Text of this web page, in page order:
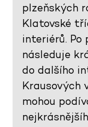
plzeňských
Klatovské
interiérů. Po
následuje
do dalšího
Krausových
mohou